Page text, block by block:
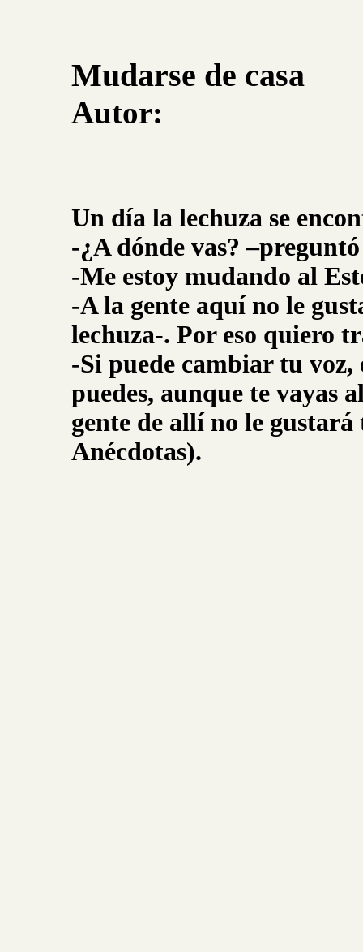
Mudarse de casa
Autor:
Un día la lechuza se
-¿A dónde vas?
-Me estoy mudando al
-A la gente aquí no le
lechuza-. Por eso quiero
-Si puede cambiar tu voz,
puedes, aunque te vayas
gente de allí no le
Anécdotas).